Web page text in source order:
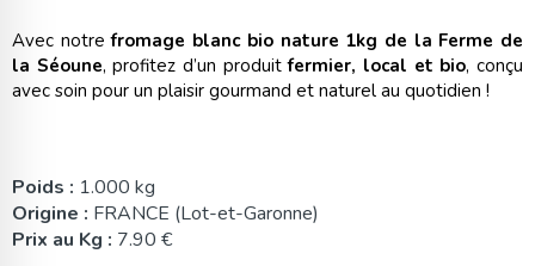
Avec notrefromage blanc bio nature 1kg de la Ferme de
la Séoune, profitez d’un produitfermier, local et bio, conçu
avec soin pour un plaisir gourmand et naturel au quotidien !
Poids : 1.000 kg
Origine : FRANCE (Lot-et-Garonne)
Prix au Kg : 7.90 €